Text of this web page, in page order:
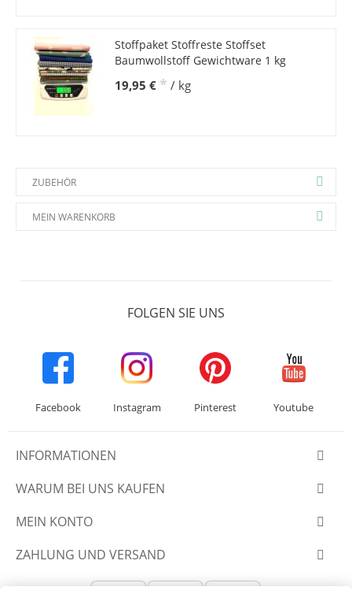
Stoffpaket Stoffreste Stoffset
Baumwollstoff Gewichtware 1 kg
19,95 € * / kg
ZUBEHÖR
MEIN WARENKORB
FOLGEN SIE UNS
Facebook Instagram Pinterest Youtube
INFORMATIONEN
WARUM BEI UNS KAUFEN
MEIN KONTO
ZAHLUNG UND VERSAND